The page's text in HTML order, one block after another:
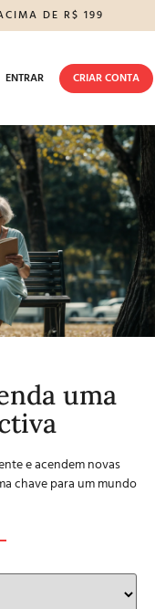
DE R$ 199
ENTRAR CRIAR CONTA
uma
e acendem novas
chave para um mundo